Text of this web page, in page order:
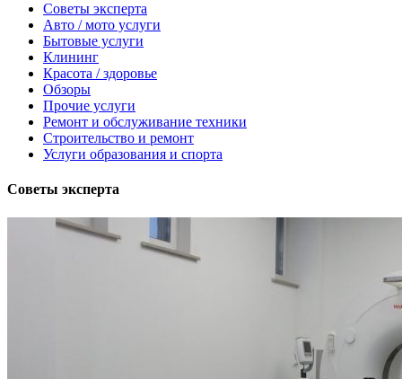
Советы эксперта
Авто / мото услуги
Бытовые услуги
Клининг
Красота / здоровье
Обзоры
Прочие услуги
Ремонт и обслуживание техники
Строительство и ремонт
Услуги образования и спорта
Советы эксперта